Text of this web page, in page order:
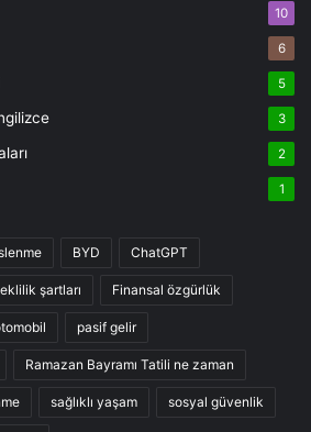
10
6
5
3
2
1
BYD ChatGPT
şartları Finansal özgürlük
pasif gelir
Ramazan Bayramı Tatili ne zaman
sağlıklı yaşam sosyal güvenlik